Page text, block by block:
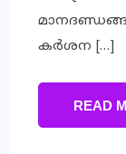
കര്‍ശന […]
READ